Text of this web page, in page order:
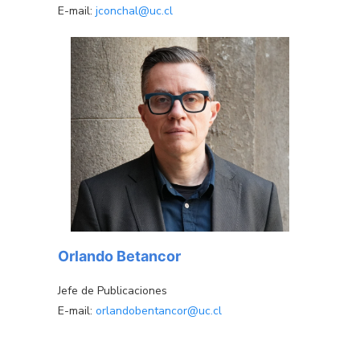
E-mail: jconchal@uc.cl
Orlando Betancor
Jefe de Publicaciones
E-mail: orlandobentancor@uc.cl